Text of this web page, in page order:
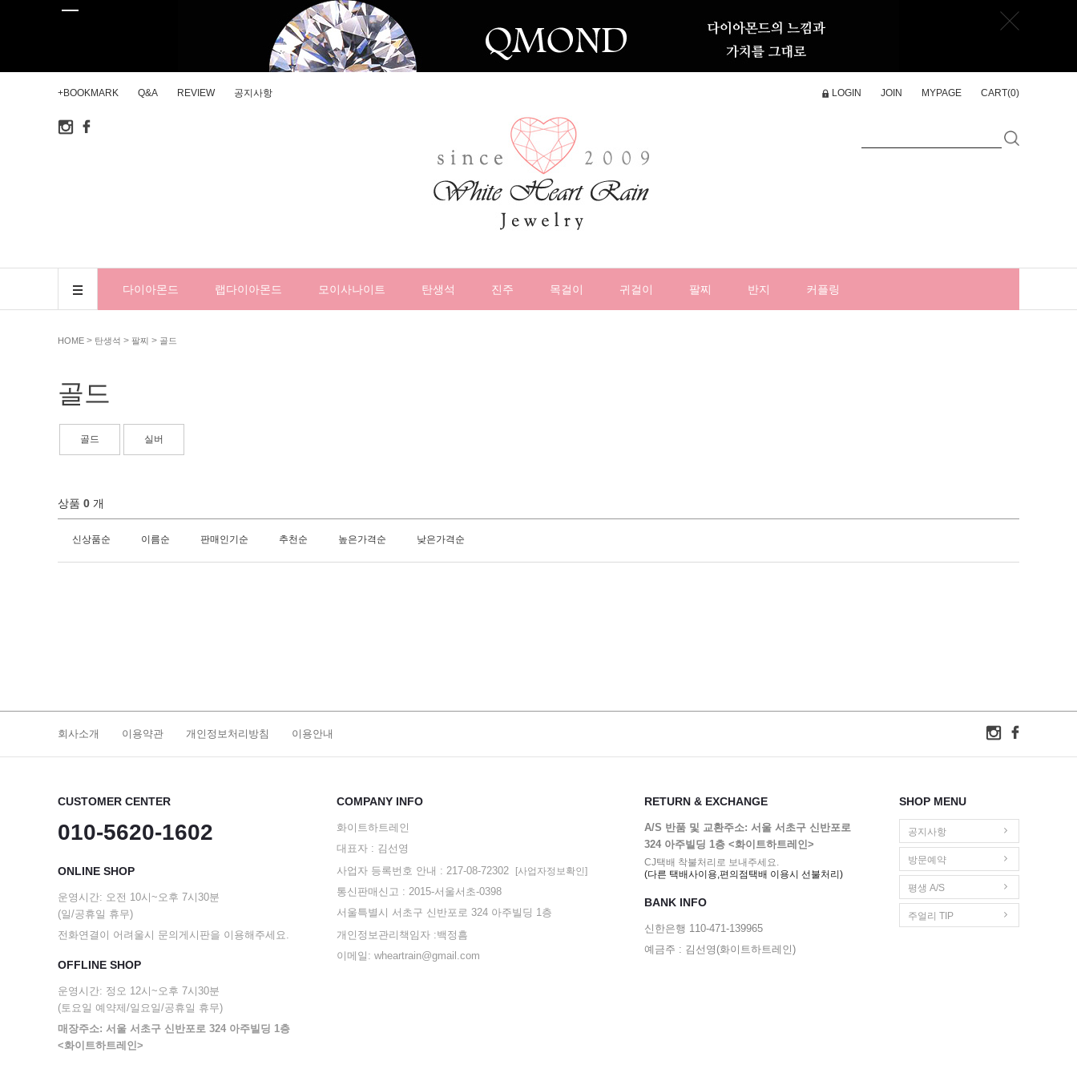
+BOOKMARK Q&A REVIEW 공지사항 LOGIN JOIN MYPAGE CART(0)
다이아몬드 랩다이아몬드 모이사나이트 탄생석 진주 목걸이 귀걸이 팔찌 반지 커플링
HOME > 탄생석 > 팔찌 > 골드
골드
골드 실버
상품 0 개
신상품순 이름순 판매인기순 추천순 높은가격순 낮은가격순
회사소개 이용약관 개인정보처리방침 이용안내
CUSTOMER CENTER
010-5620-1602
ONLINE SHOP
운영시간: 오전 10시~오후 7시30분
(일/공휴일 휴무)
전화연결이 어려울시 문의게시판을 이용해주세요.
OFFLINE SHOP
운영시간: 정오 12시~오후 7시30분
(토요일 예약제/일요일/공휴일 휴무)
매장주소: 서울 서초구 신반포로 324 아주빌딩 1층
<화이트하트레인>
COMPANY INFO
화이트하트레인
대표자 : 김선영
사업자 등록번호 안내 : 217-08-72302
[사업자정보확인]
통신판매신고 : 2015-서울서초-0398
서울특별시 서초구 신반포로 324 아주빌딩 1층
개인정보관리책임자 :백정흠
이메일: wheartrain@gmail.com
RETURN & EXCHANGE
A/S 반품 및 교환주소: 서울 서초구 신반포로
324 아주빌딩 1층 <화이트하트레인>
CJ택배 착불처리로 보내주세요.
(다른 택배사이용,편의점택배 이용시 선불처리)
BANK INFO
신한은행 110-471-139965
예금주 : 김선영(화이트하트레인)
SHOP MENU
공지사항
방문예약
평생 A/S
주얼리 TIP